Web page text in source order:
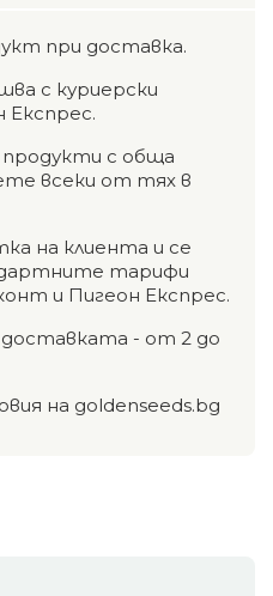
при доставка.
с куриерски
продукти с обща
всеки от тях в
на клиента и се
тарифи
и Пигеон Експрес.
доставката - от 2 до
на goldenseeds.bg